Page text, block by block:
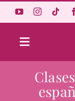
Toggle